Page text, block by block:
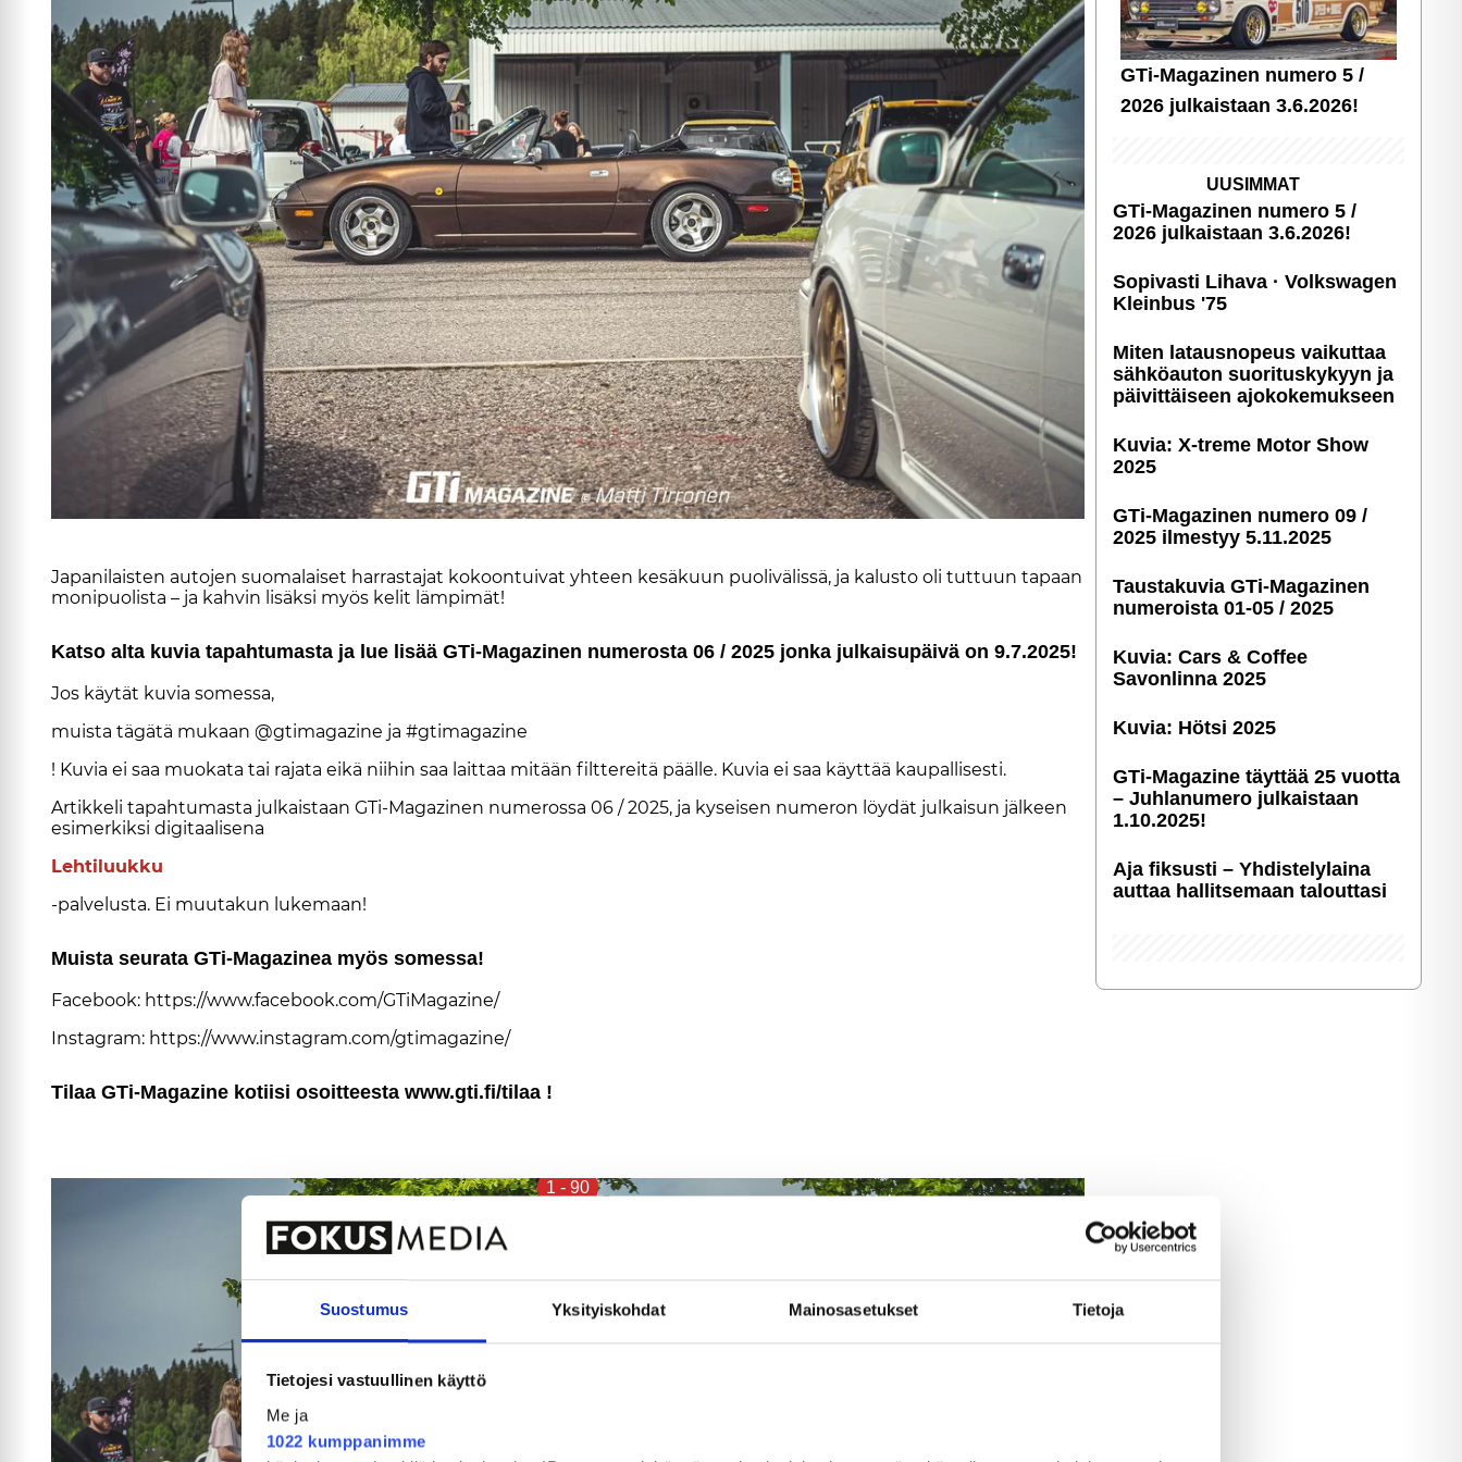
Suostumus Yksityiskohdat Mainosasetukset Tietoja
Tietojesi vastuullinen käyttö
Me ja
1022 kumppanimme
Ja­pa­ni­lais­ten au­to­jen suo­ma­lai­set har­ras­ta­jat ko­koon­tui­vat yh­teen ke­sä­kuun puo­li­vä­lis­sä, ja ka­lus­to oli tut­tuun ta­paan
mo­ni­puo­lis­ta – ja kah­vin li­säk­si myös ke­lit läm­pi­mät!
Kat­so al­ta ku­via ta­pah­tu­mas­ta ja lue li­sää GTi-Ma­ga­zi­nen nu­me­ros­ta 06 / 2025 jon­ka jul­kai­su­päi­vä on 9.7.2025!
Jos käy­tät ku­via so­mes­sa,
muis­ta tä­gä­tä mu­kaan @gti­ma­ga­zi­ne ja #gti­ma­ga­zi­ne
! Ku­via ei saa muo­ka­ta tai ra­ja­ta ei­kä nii­hin saa lait­taa mi­tään filt­te­rei­tä pääl­le. Ku­via ei saa käyt­tää kau­pal­li­ses­ti.
Ar­tik­ke­li ta­pah­tu­mas­ta jul­kais­taan GTi-Ma­ga­zi­nen nu­me­ros­sa 06 / 2025, ja ky­sei­sen nu­me­ron löy­dät jul­kai­sun jäl­keen
esi­mer­kik­si di­gi­taa­li­se­na
Leh­ti­luuk­ku
-pal­ve­lus­ta. Ei muu­ta­kun lu­ke­maan!
Muis­ta seu­ra­ta GTi-Ma­ga­zi­nea myös so­mes­sa!
Fa­ce­book: https://www.fa­ce­book.com/GTi­Ma­ga­zi­ne/
Ins­tag­ram: https://www.ins­tag­ram.com/gti­ma­ga­zi­ne/
Ti­laa GTi-Ma­ga­zi­ne ko­tii­si osoit­tees­ta www.gti.fi/ti­laa !
1 - 90
GTi-Magazinen numero 5 /
2026 julkaistaan 3.6.2026!
UUSIMMAT
GTi-Magazinen numero 5 /
2026 julkaistaan 3.6.2026!
Sopivasti Lihava · Volkswagen
Kleinbus '75
Miten latausnopeus vaikuttaa
sähköauton suori­tus­ky­kyyn ja
päivittäiseen ajoko­ke­muk­seen
Kuvia: X-treme Motor Show
2025
GTi-Magazinen numero 09 /
2025 ilmestyy 5.11.2025
Taustakuvia GTi-Magazinen
numeroista 01-05 / 2025
Kuvia: Cars & Coffee
Savonlinna 2025
Kuvia: Hötsi 2025
GTi-Magazine täyttää 25 vuotta
– Juhlanumero julkaistaan
1.10.2025!
Aja fiksusti – Yhdis­te­ly­laina
auttaa hallitsemaan talouttasi